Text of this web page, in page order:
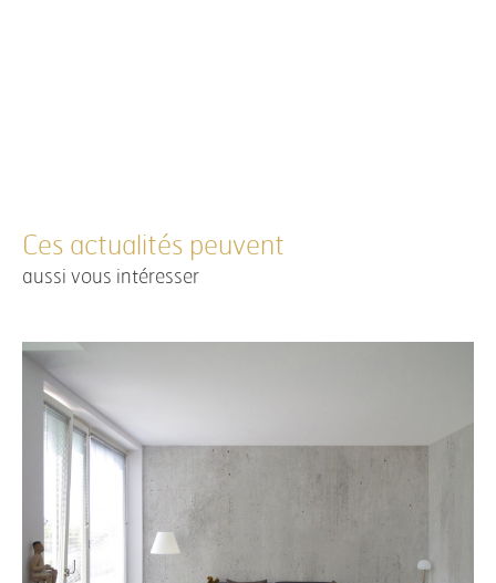
Ces actualités peuvent
aussi vous intéresser